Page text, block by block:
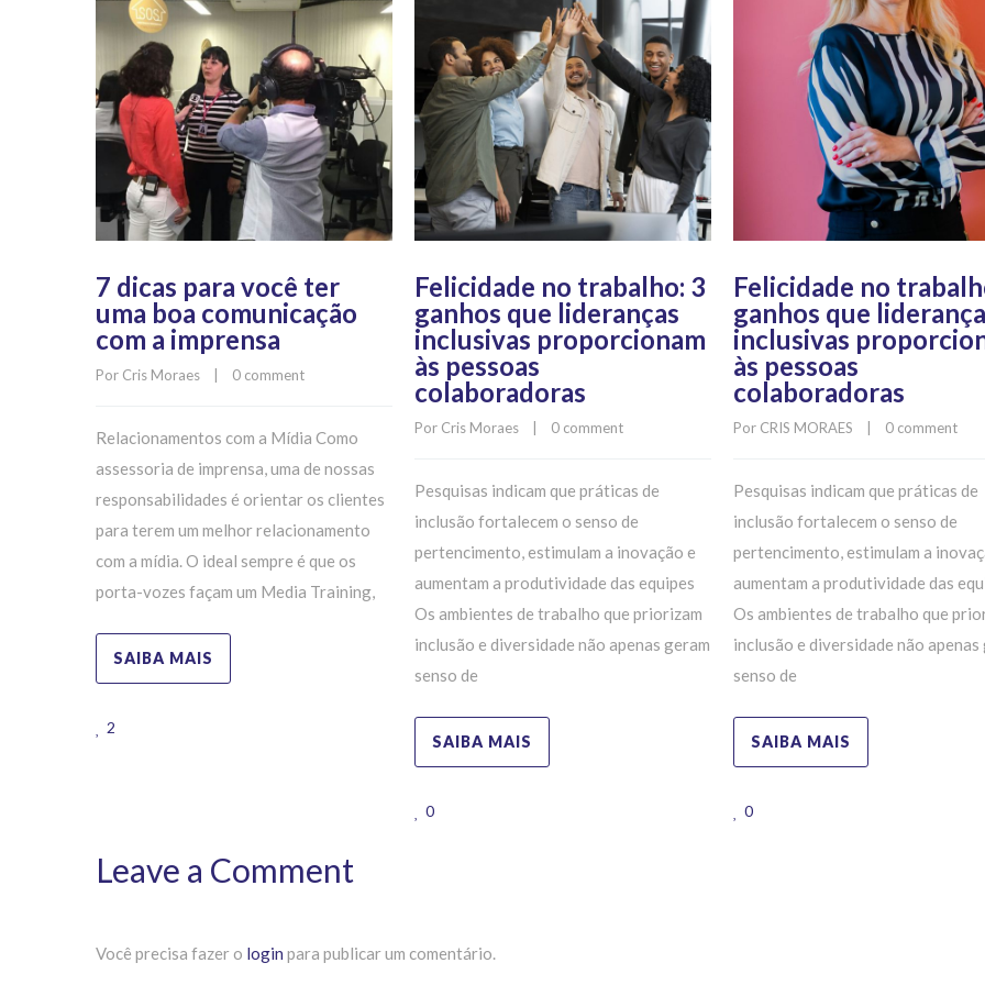
7 dicas para você ter
uma boa comunicação
com a imprensa
Por Cris Moraes 0 comment
Relacionamentos com a Mídia Como
assessoria de imprensa, uma de nossas
responsabilidades é orientar os clientes
para terem um melhor relacionamento
com a mídia. O ideal sempre é que os
porta-vozes façam um Media Training,
SAIBA MAIS
2
Felicidade no trabalho: 3
ganhos que lideranças
inclusivas proporcionam
às pessoas
colaboradoras
Por Cris Moraes 0 comment
Pesquisas indicam que práticas de
inclusão fortalecem o senso de
pertencimento, estimulam a inovação e
aumentam a produtividade das equipes
Os ambientes de trabalho que priorizam
inclusão e diversidade não apenas geram
senso de
SAIBA MAIS
0
Felicidade no
ganhos que
inclusivas
às pessoas
colaboradoras
Por CRIS MORAES 0 comment
Pesquisas indicam que práticas de
inclusão fortalecem o senso de
pertencimento, estimulam a
aumentam a produtividade das
Os ambientes de trabalho que
inclusão e diversidade não apenas
senso de
SAIBA MAIS
0
Leave a Comment
Você precisa fazer o login para publicar um comentário.